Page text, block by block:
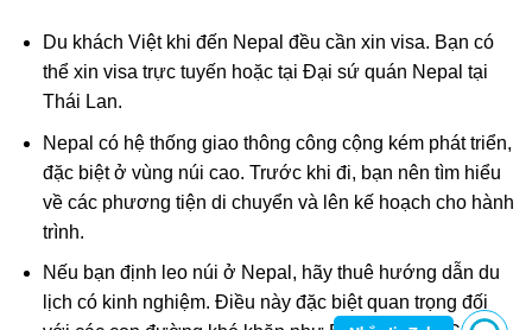
Du khách Việt khi đến Nepal đều cần xin visa. Bạn có
thể xin visa trực tuyến hoặc tại Đại sứ quán Nepal tại
Thái Lan.
Nepal có hệ thống giao thông công cộng kém phát triển,
đặc biệt ở vùng núi cao. Trước khi đi, bạn nên tìm hiểu
về các phương tiện di chuyển và lên kế hoạch cho hành
trình.
Nếu bạn định leo núi ở Nepal, hãy thuê hướng dẫn du
lịch có kinh nghiệm. Điều này đặc biệt quan trọng đối